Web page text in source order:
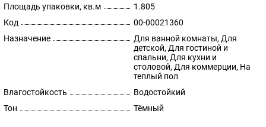
Площадь упаковки, кв.м
1.805
Код
00-00021360
Назначение
Для ванной комнаты, Для
детской, Для гостиной и
спальни, Для кухни и
столовой, Для коммерции, На
теплый пол
Влагостойкость
Водостойкий
Тон
Тёмный